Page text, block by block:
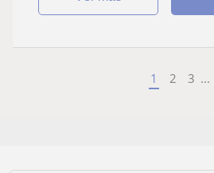
1 2 3 ...